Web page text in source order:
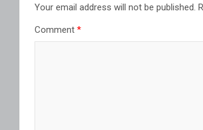
Your email address will not be published.
Comment *